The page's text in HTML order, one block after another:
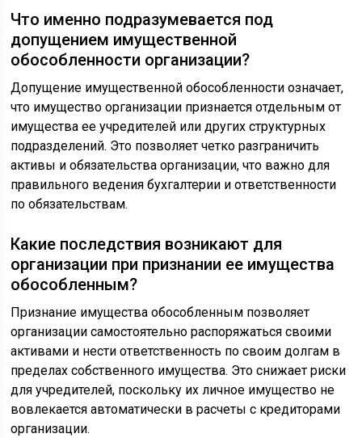
Что именно подразумевается под
допущением имущественной
обособленности организации?
Допущение имущественной обособленности означает,
что имущество организации признается отдельным от
имущества ее учредителей или других структурных
подразделений. Это позволяет четко разграничить
активы и обязательства организации, что важно для
правильного ведения бухгалтерии и ответственности
по обязательствам.
Какие последствия возникают для
организации при признании ее имущества
обособленным?
Признание имущества обособленным позволяет
организации самостоятельно распоряжаться своими
активами и нести ответственность по своим долгам в
пределах собственного имущества. Это снижает риски
для учредителей, поскольку их личное имущество не
вовлекается автоматически в расчеты с кредиторами
организации.